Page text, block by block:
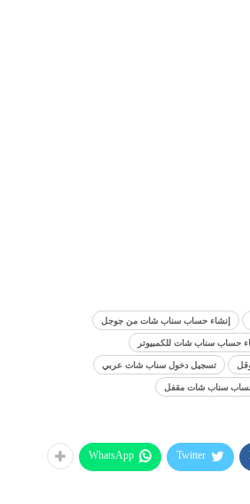
إنشاء حساب سناب شات من جوجل
حساب سناب شات للكمبيوتر
تسجيل دخول سناب شات عربي
سناب شات مقفل
Twitter
WhatsApp